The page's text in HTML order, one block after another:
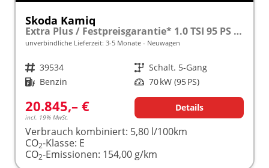
Skoda Kamiq
Extra Plus / Festpreisgarantie* 1.0 TSI 95 PS inkl. 5 J. Garantie frei konfigurierbar!
unverbindliche Lieferzeit: 3-5 Monate Neuwagen
Fahrzeugnr. 39534 Getriebe Schalt. 5-Gang
Kraftstoff Benzin Leistung 70 kW (95 PS)
20.845,– €
incl. 19% MwSt.
Details
Verbrauch kombiniert: 5,80 l/100km
CO2-Klasse: E
CO2-Emissionen: 154,00 g/km